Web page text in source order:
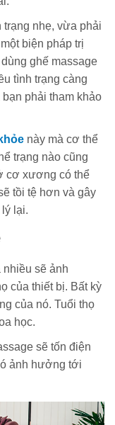
nhẹ, vừa phải
biện pháp trị
ghế massage
tình trạng càng
phải tham khảo
này mà cơ thể
trạng nào cũng
cơ xương có thể
tồi tệ hơn và gây
lại.
nhiều sẽ ảnh
của thiết bị. Bất kỳ
của nó. Tuổi thọ
học.
sẽ tốn điện
ảnh hưởng tới